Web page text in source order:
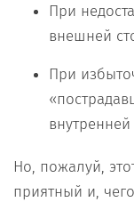
При
внешней
При
Но, пожалуй,
приятный и,